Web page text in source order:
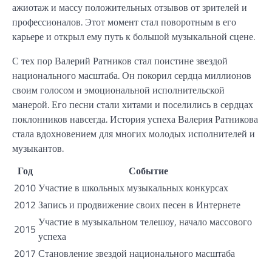
ажиотаж и массу положительных отзывов от зрителей и
профессионалов. Этот момент стал поворотным в его
карьере и открыл ему путь к большой музыкальной сцене.
С тех пор Валерий Ратников стал поистине звездой
национального масштаба. Он покорил сердца миллионов
своим голосом и эмоциональной исполнительской
манерой. Его песни стали хитами и поселились в сердцах
поклонников навсегда. История успеха Валерия Ратникова
стала вдохновением для многих молодых исполнителей и
музыкантов.
Год
Событие
2010Участие в школьных музыкальных конкурсах
2012 Запись и продвижение своих песен в Интернете
2015 Участие в музыкальном телешоу, начало массового
успеха
2017 Становление звездой национального масштаба